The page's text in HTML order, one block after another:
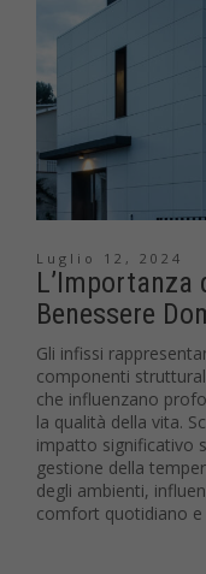
Luglio 12, 2024
L’Importanza
Benessere
Gli infissi
componenti
che influenzano
la qualità della vita.
impatto significativo
gestione della
degli ambienti,
comfort quotidiano